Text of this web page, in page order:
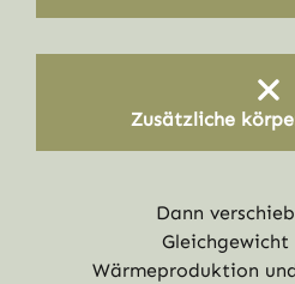
Zusätzliche
Dann
Gleichgewicht
Wärmeproduktion